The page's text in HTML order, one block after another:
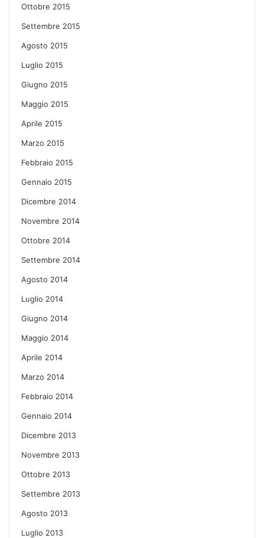
Ottobre 2015
Settembre 2015
Agosto 2015
Luglio 2015
Giugno 2015
Maggio 2015
Aprile 2015
Marzo 2015
Febbraio 2015
Gennaio 2015
Dicembre 2014
Novembre 2014
Ottobre 2014
Settembre 2014
Agosto 2014
Luglio 2014
Giugno 2014
Maggio 2014
Aprile 2014
Marzo 2014
Febbraio 2014
Gennaio 2014
Dicembre 2013
Novembre 2013
Ottobre 2013
Settembre 2013
Agosto 2013
Luglio 2013